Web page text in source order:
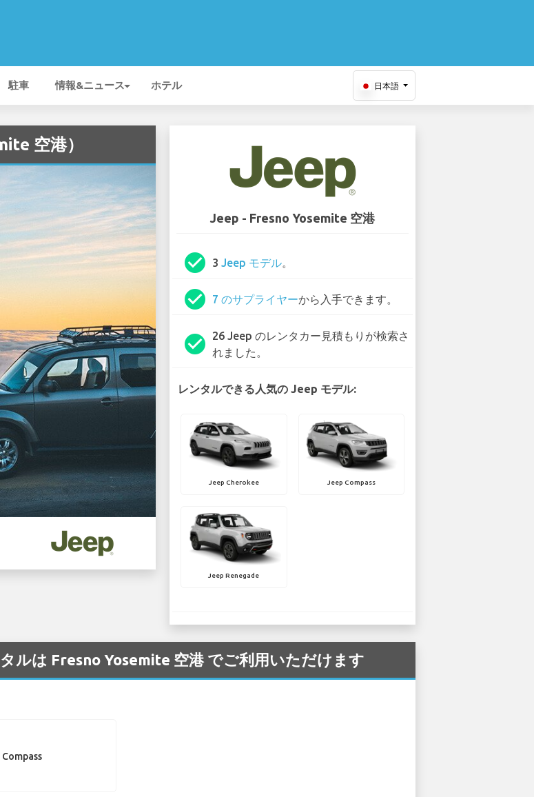
駐車 情報&ニュース ホテル 日本語
空港）
Jeep - Fresno Yosemite 空港
check_circle 3Jeep モデル。
check_circle 7 のサプライヤーから入手できます。
check_circle
26 Jeep のレンタカー見積もりが検索さ
れました。
レンタルできる人気の Jeep モデル:
Jeep Cherokee Jeep Compass
Jeep Renegade
ルは Fresno Yosemite 空港 でご利用いただけます